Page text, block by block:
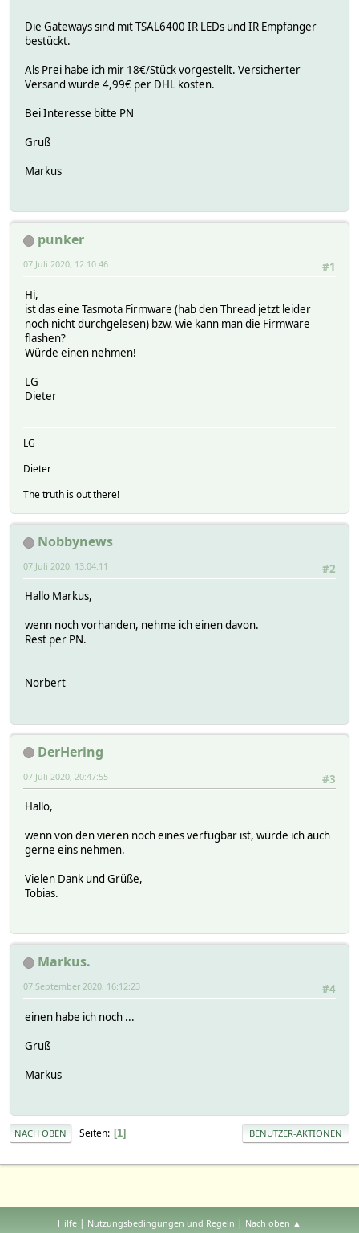
Die Gateways sind mit TSAL6400 IR LEDs und IR Empfänger
bestückt.
Als Prei habe ich mir 18€/Stück vorgestellt. Versicherter
Versand würde 4,99€ per DHL kosten.
Bei Interesse bitte PN
Gruß
Markus
punker
#1
07 Juli 2020, 12:10:46
Hi,
ist das eine Tasmota Firmware (hab den Thread jetzt leider
noch nicht durchgelesen) bzw. wie kann man die Firmware
flashen?
Würde einen nehmen!
LG
Dieter
LG
Dieter
The truth is out there!
Nobbynews
#2
07 Juli 2020, 13:04:11
Hallo Markus,
wenn noch vorhanden, nehme ich einen davon.
Rest per PN.
Norbert
DerHering
#3
07 Juli 2020, 20:47:55
Hallo,
wenn von den vieren noch eines verfügbar ist, würde ich auch
gerne eins nehmen.
Vielen Dank und Grüße,
Tobias.
Markus.
#4
07 September 2020, 16:12:23
einen habe ich noch ...
Gruß
Markus
NACH OBEN Seiten 1 BENUTZER-AKTIONEN
Hilfe | Nutzungsbedingungen und Regeln | Nach oben ▲